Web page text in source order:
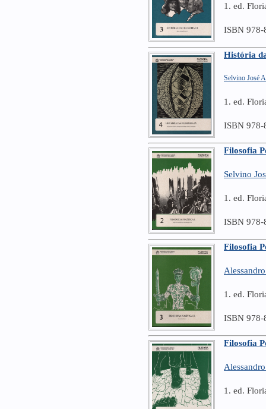
1. ed.
ISBN 978-
História
Selvino José
1. ed.
ISBN 978-
Filosofia
Selvino
1. ed.
ISBN 978-
Filosofia
1. ed.
ISBN 978-
Filosofia
1. ed.